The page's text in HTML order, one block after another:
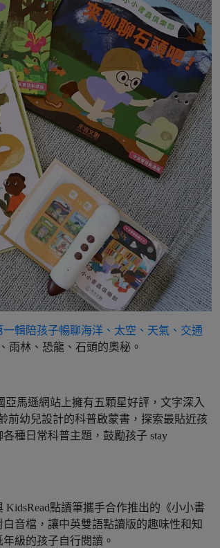
一輯陪孩子暢聊海洋、太空、天氣、交通
雨林、恐龍、石頭的奧秘。
亞馬遜網站上擁有五顆星好評，文字深入
前幼兒設計的科普啟蒙書，探索最貼近孩
種日常科普主題，鼓勵孩子 stay
點讀筆攜手合作推出的《小小書
音檔，讓中英雙語點讀版的趣味性和知
級的孩子自行閱讀。